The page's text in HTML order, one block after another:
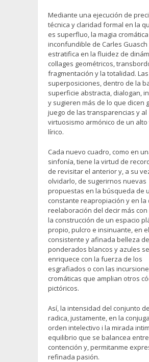
Mediante una ejecución de
técnica y claridad formal en la
es superfluo, la magia cromática
inconfundible de Carles Guasch
estratifica en la fluidez de
collages geométricos,
fragmentación y la totalidad. Las
superposiciones, dentro de la
superficie abstracta, dialogan,
y sugieren más de lo que dicen
juego de las transparencias y al
virtuosismo armónico de un
lírico.
Cada nuevo cuadro, como en
sinfonía, tiene la virtud de
de revisitar el anterior y, a su
olvidarlo, de sugerirnos nuevas
propuestas en la búsqueda de
constante reapropiación y en la
reelaboración del decir más
la construcción de un espacio
propio, pulcro e insinuante, en
consistente y afinada belleza
ponderados blancos y azules se
enriquece con la fuerza de los
esgrafiados o con las
cromáticas que amplian otros
pictóricos.
Así, la intensidad del conjunto
radica, justamente, en la
orden intelectivo i la mirada
equilibrio que se balancea
contención y, permitanme
refinada pasión.